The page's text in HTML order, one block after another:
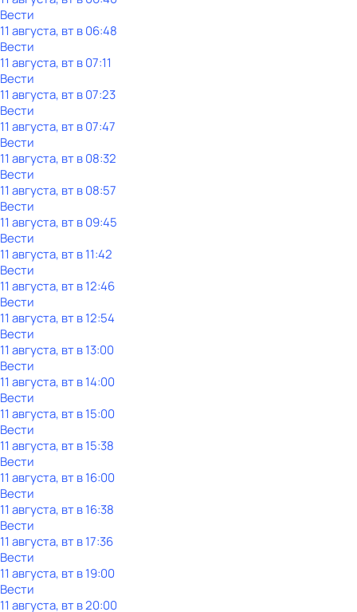
Вести
11 августа, вт в 06:48
Вести
11 августа, вт в 07:11
Вести
11 августа, вт в 07:23
Вести
11 августа, вт в 07:47
Вести
11 августа, вт в 08:32
Вести
11 августа, вт в 08:57
Вести
11 августа, вт в 09:45
Вести
11 августа, вт в 11:42
Вести
11 августа, вт в 12:46
Вести
11 августа, вт в 12:54
Вести
11 августа, вт в 13:00
Вести
11 августа, вт в 14:00
Вести
11 августа, вт в 15:00
Вести
11 августа, вт в 15:38
Вести
11 августа, вт в 16:00
Вести
11 августа, вт в 16:38
Вести
11 августа, вт в 17:36
Вести
11 августа, вт в 19:00
Вести
11 августа, вт в 20:00